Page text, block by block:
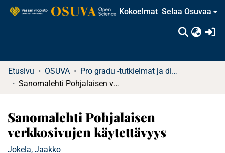
Kokoelmat Selaa Osuvaa
Etusivu OSUVA
Pro gradu -tutkielmat ja diplomityöt
Sanomalehti Pohjalaisen verkkosivujen käytettävyys
Sanomalehti Pohjalaisen
verkkosivujen käytettävyys
Jokela, Jaakko